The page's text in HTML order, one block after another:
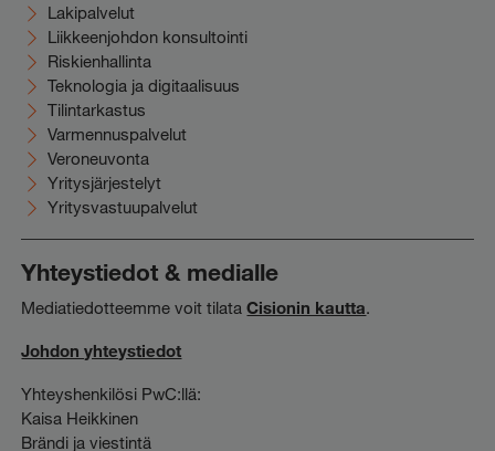
Lakipalvelut
Liikkeenjohdon konsultointi
Riskienhallinta
Teknologia ja digitaalisuus
Tilintarkastus
Varmennuspalvelut
Veroneuvonta
Yritysjärjestelyt
Yritysvastuupalvelut
Yhteystiedot & medialle
Mediatiedotteemme voit tilataCisionin kautta
Johdon yhteystiedot
Yhteyshenkilösi PwC:llä:
Kaisa Heikkinen
Brändi ja viestintä